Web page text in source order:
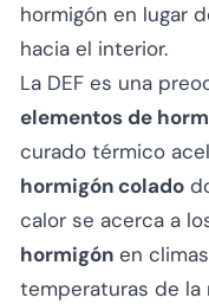
hormigón en lugar
hacia el interior.
La DEF es una
elementos de
curado térmico
hormigón colado
calor se acerca a
hormigón en
temperaturas de la